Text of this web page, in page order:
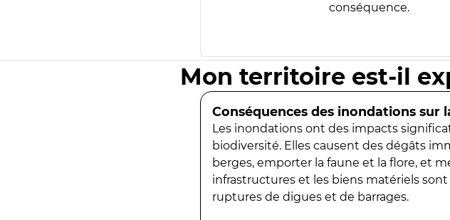
conséquence.
Mon territoire est-il
Conséquences des inondations sur
Les inondations ont des impacts
biodiversité. Elles causent des dégâts
berges, emporter la faune et la flore, et
infrastructures et les biens matériels
ruptures de digues et de barrages.